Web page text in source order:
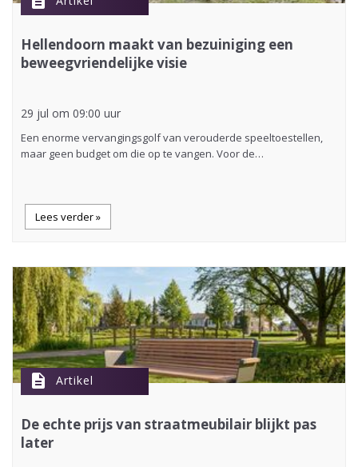
Hellendoorn maakt van bezuiniging een
beweegvriendelijke visie
29 jul om 09:00 uur
Een enorme vervangingsgolf van verouderde speeltoestellen,
maar geen budget om die op te vangen. Voor de…
Lees verder »
description Artikel
De echte prijs van straatmeubilair blijkt pas
later